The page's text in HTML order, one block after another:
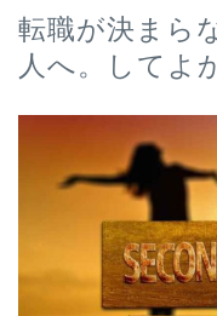
転職が決まら
人へ。してよ